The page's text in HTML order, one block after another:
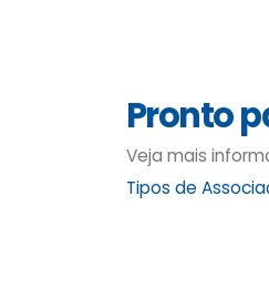
Pronto
Veja mais
Tipos de